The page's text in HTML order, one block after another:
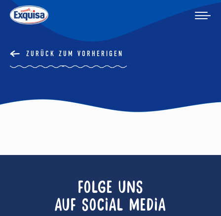
ZURÜCK ZUM VORHERIGEN
FOLGE UNS
AUF SOCIAL MEDIA